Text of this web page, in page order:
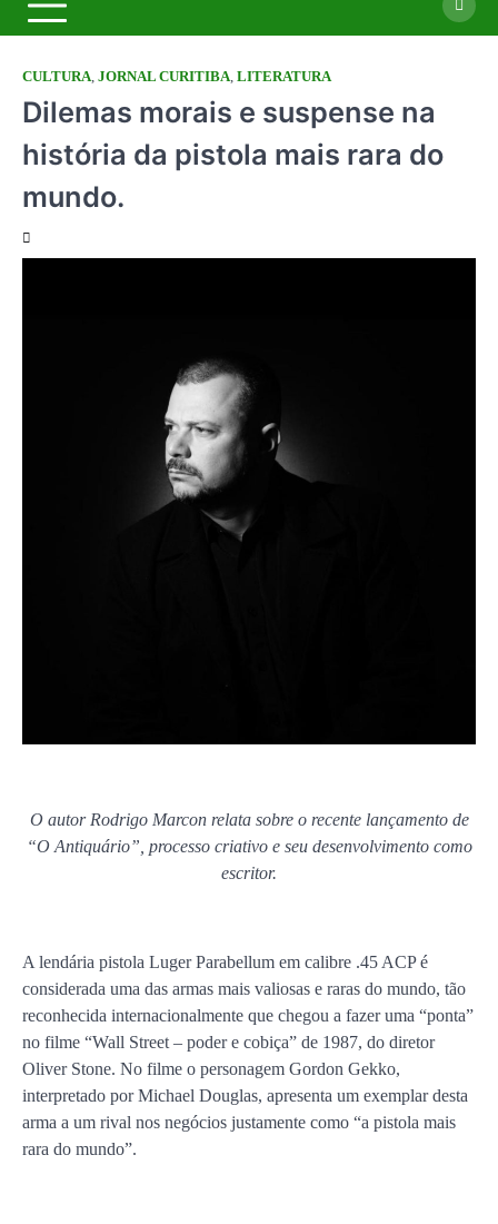
CULTURA, JORNAL CURITIBA, LITERATURA
Dilemas morais e suspense na
história da pistola mais rara do
mundo.
O autor Rodrigo Marcon relata sobre o recente lançamento de
“O Antiquário”, processo criativo e seu desenvolvimento como
escritor.
A lendária pistola Luger Parabellum em calibre .45 ACP é
considerada uma das armas mais valiosas e raras do mundo, tão
reconhecida internacionalmente que chegou a fazer uma “ponta”
no filme “Wall Street – poder e cobiça” de 1987, do diretor
Oliver Stone. No filme o personagem Gordon Gekko,
interpretado por Michael Douglas, apresenta um exemplar desta
arma a um rival nos negócios justamente como “a pistola mais
rara do mundo”.